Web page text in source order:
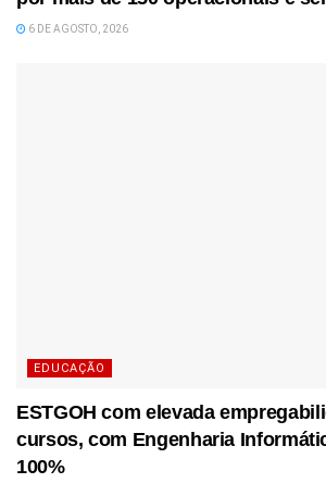
6 DE AGOSTO, 2026
EDUCAÇÃO
ESTGOH com elevada
cursos, com Engenharia
100%